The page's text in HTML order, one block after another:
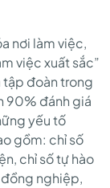
nơi làm việc,
việc xuất sắc”
tập đoàn trong
90% đánh giá
yếu tố
gồm: chỉ số
chỉ số tự hào
nghiệp,